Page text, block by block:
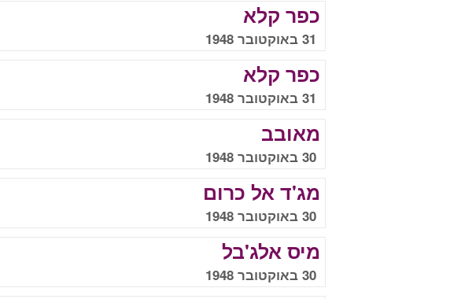
כפר קלא
31 באוקטובר 1948
כפר קלא
31 באוקטובר 1948
מאובב
30 באוקטובר 1948
מג'ד אל כרום
30 באוקטובר 1948
מיס אלג'בל
30 באוקטובר 1948